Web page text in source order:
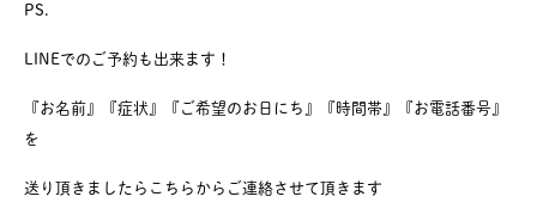
PS.
LINEでのご予約も出来ます！
『お名前』『症状』『ご希望のお日にち』『時間帯』『お電話番号』
を
送り頂きましたらこちらからご連絡させて頂きます